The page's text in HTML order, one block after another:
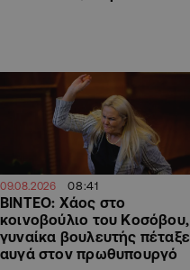
09.08.2026 08:41
ΒΙΝΤΕΟ: Χάος στο
κοινοβούλιο του Κοσόβου,
γυναίκα βουλευτής πέταξε
αυγά στον πρωθυπουργό